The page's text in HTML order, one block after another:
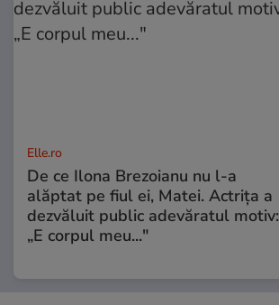
Elle.ro
De ce Ilona Brezoianu nu l-a
alăptat pe fiul ei, Matei. Actrița a
dezvăluit public adevăratul motiv:
„E corpul meu..."